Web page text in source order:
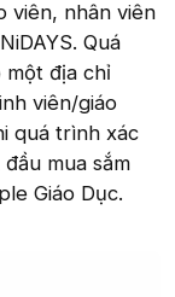
viên, nhân viên
Quá
địa chỉ
viên/giáo
quá trình xác
mua sắm
Giáo Dục.